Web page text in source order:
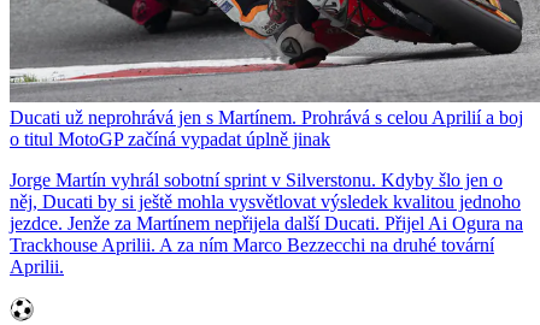
Ducati už neprohrává jen s Martínem. Prohrává s celou Aprilií a boj
o titul MotoGP začíná vypadat úplně jinak
Jorge Martín vyhrál sobotní sprint v Silverstonu. Kdyby šlo jen o
něj, Ducati by si ještě mohla vysvětlovat výsledek kvalitou jednoho
jezdce. Jenže za Martínem nepřijela další Ducati. Přijel Ai Ogura na
Trackhouse Aprilii. A za ním Marco Bezzecchi na druhé tovární
Aprilii.